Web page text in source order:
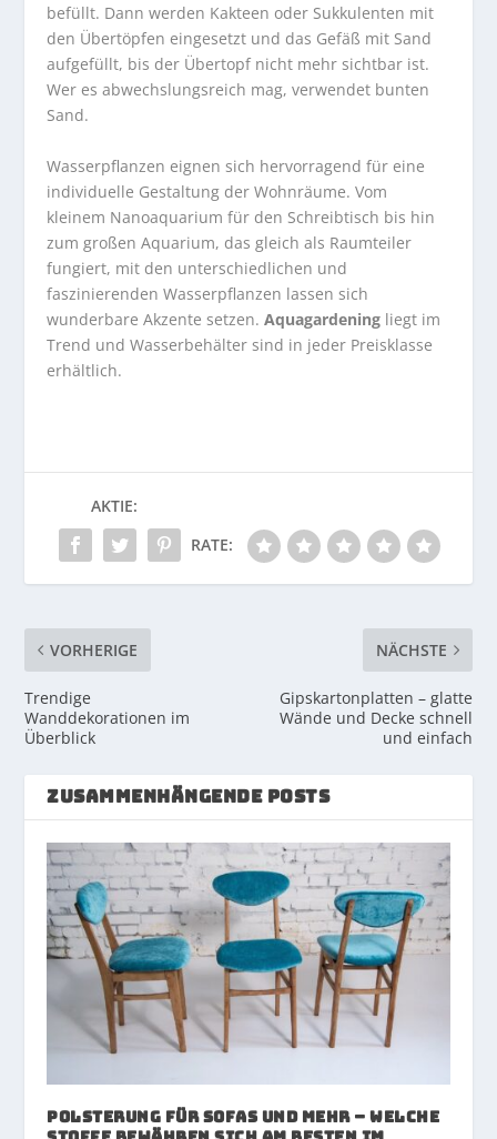
befüllt. Dann werden Kakteen oder Sukkulenten mit
den Übertöpfen eingesetzt und das Gefäß mit Sand
aufgefüllt, bis der Übertopf nicht mehr sichtbar ist.
Wer es abwechslungsreich mag, verwendet bunten
Sand.
Wasserpflanzen eignen sich hervorragend für eine
individuelle Gestaltung der Wohnräume. Vom
kleinem Nanoaquarium für den Schreibtisch bis hin
zum großen Aquarium, das gleich als Raumteiler
fungiert, mit den unterschiedlichen und
faszinierenden Wasserpflanzen lassen sich
wunderbare Akzente setzen.Aquagardening liegt im
Trend und Wasserbehälter sind in jeder Preisklasse
erhältlich.
AKTIE:
RATE:
VORHERIGE
Trendige
Wanddekorationen im
Überblick
NÄCHSTE
Gipskartonplatten – glatte
Wände und Decke schnell
und einfach
ZUSAMMENHÄNGENDE POSTS
Polsterung für Sofas und mehr – welche